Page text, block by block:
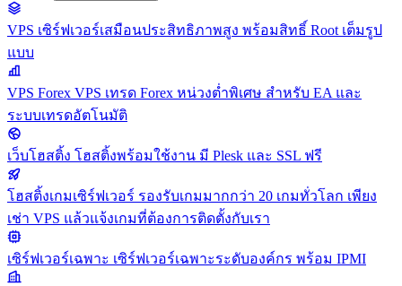
VPS เซิร์ฟเวอร์เสมือนประสิทธิภาพสูง พร้อมสิทธิ์ Root เต็มรูป
แบบ
VPS Forex VPS เทรด Forex หน่วงต่ำพิเศษ สำหรับ EA และ
ระบบเทรดอัตโนมัติ
เว็บโฮสติ้ง โฮสติ้งพร้อมใช้งาน มี Plesk และ SSL ฟรี
โฮสติ้งเกมเซิร์ฟเวอร์ รองรับเกมมากกว่า 20 เกมทั่วโลก เพียง
เช่า VPS แล้วแจ้งเกมที่ต้องการติดตั้งกับเรา
เซิร์ฟเวอร์เฉพาะ เซิร์ฟเวอร์เฉพาะระดับองค์กร พร้อม IPMI